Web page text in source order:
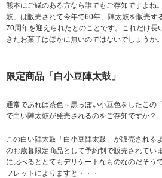
熊本にご縁のある方なら誰でもご存知ですよね
鼓」は販売されて今年で60年、陣太鼓を販売す
70周年を迎えられたとのことです。これだけ長
きたお菓子はほかに無いのではないでしょうか。
限定商品「白小豆陣太鼓」
通常であれば茶色～黒っぽい小豆色をしたこの
で白い陣太鼓が発売されるのをご存知ですか？
この白い陣太鼓「白小豆陣太鼓」が販売される
のお歳暮限定商品として予約制で販売されてい
に比べるととてもデリケートなものなのだそう
フレットによりますと・・・